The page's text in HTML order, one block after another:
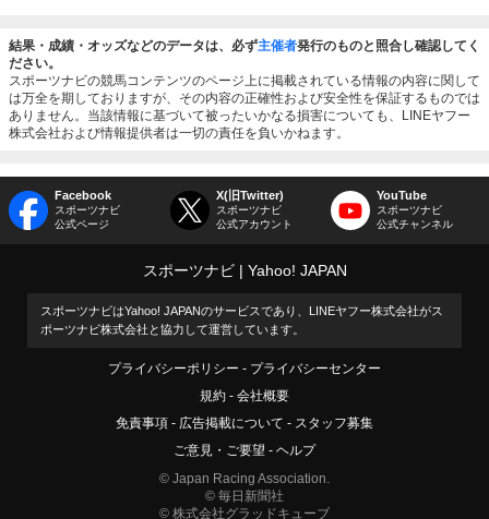
結果・成績・オッズなどのデータは、必ず主催者発行のものと照合し確認してく
ださい。
スポーツナビの競馬コンテンツのページ上に掲載されている情報の内容に関して
は万全を期しておりますが、その内容の正確性および安全性を保証するものでは
ありません。当該情報に基づいて被ったいかなる損害についても、LINEヤフー
株式会社および情報提供者は一切の責任を負いかねます。
Facebook
スポーツナビ
公式ページ
X(旧Twitter)
スポーツナビ
公式アカウント
YouTube
スポーツナビ
公式チャンネル
スポーツナビ Yahoo! JAPAN
スポーツナビはYahoo! JAPANのサービスであり、LINEヤフー株式会社がス
ポーツナビ株式会社と協力して運営しています。
プライバシーポリシー
プライバシーセンター
規約
会社概要
免責事項
広告掲載について
スタッフ募集
ご意見・ご要望
ヘルプ
© Japan Racing Association.
© 毎日新聞社
© 株式会社グラッドキューブ